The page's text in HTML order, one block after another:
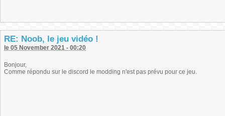
RE: Noob, le jeu vidéo !
le 05 November 2021 - 00:20
Bonjour,
Comme répondu sur le discord le modding n'est pas prévu pour ce jeu.